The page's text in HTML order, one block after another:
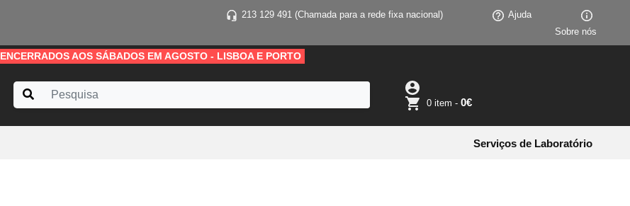
213 129 491 (Chamada para a rede fixa nacional)
Ajuda
Sobre nós
ENCERRADOS AOS SÁBADOS EM AGOSTO - LISBOA E PORTO
0 item - 0€
Serviços de Laboratório